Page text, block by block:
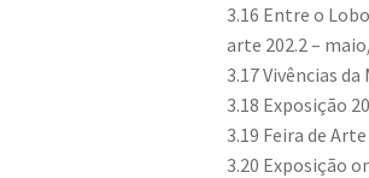
3.16 Entre o
arte 202.2 –
3.17 Vivências
3.18 Exposição
3.19 Feira de
3.20 Exposição